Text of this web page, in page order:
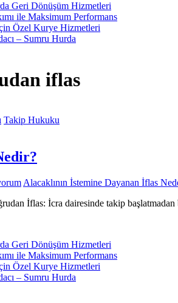
Geri Dönüşüm Hizmetleri
ile Maksimum Performans
Özel Kurye Hizmetleri
– Sumru Hurda
iflas
Takip Hukuku
Alacaklının İstemine Dayanan İflas
İflas: İcra dairesinde takip
Geri Dönüşüm Hizmetleri
ile Maksimum Performans
Özel Kurye Hizmetleri
– Sumru Hurda